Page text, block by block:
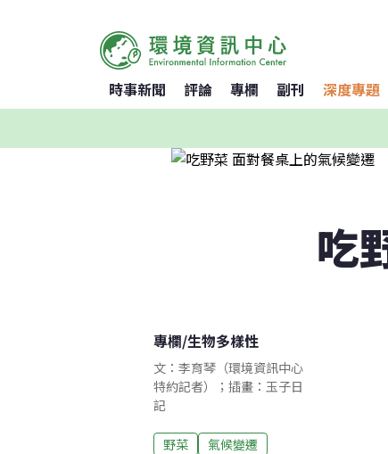
時事新聞 評論 專欄 副刊 深度專題
吃
專欄/生物多樣性
文：李育琴（環境資訊中心
特約記者）；插畫：玉子日
記
野菜
氣候變遷